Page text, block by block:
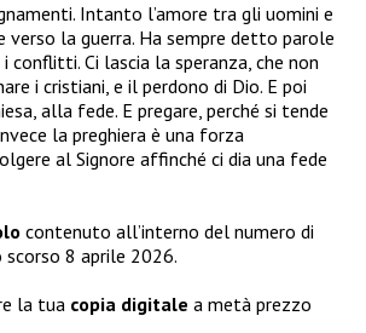
Intanto l’amore tra gli uomini e
verso la guerra. Ha sempre detto parole
Ci lascia la speranza, che non
i cristiani, e il perdono di Dio. E poi
alla fede. E pregare, perché si tende
la preghiera è una forza
al Signore affinché ci dia una fede
contenuto all’interno del numero di
8 aprile 2026.
la tua copia digitale a metà prezzo